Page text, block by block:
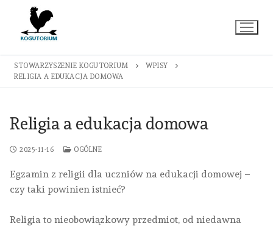
Przejdź
treści
STOWARZYSZENIE KOGUTORIUM
WPISY
RELIGIA A EDUKACJA DOMOWA
Religia a edukacja domowa
2025-11-16 OGÓLNE
Egzamin z religii dla uczniów na edukacji domowej –
czy taki powinien istnieć?
Religia to nieobowiązkowy przedmiot, od niedawna